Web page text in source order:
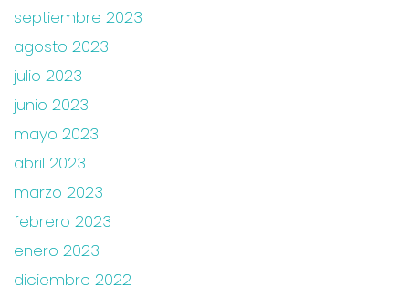
septiembre 2023
agosto 2023
julio 2023
junio 2023
mayo 2023
abril 2023
marzo 2023
febrero 2023
enero 2023
diciembre 2022